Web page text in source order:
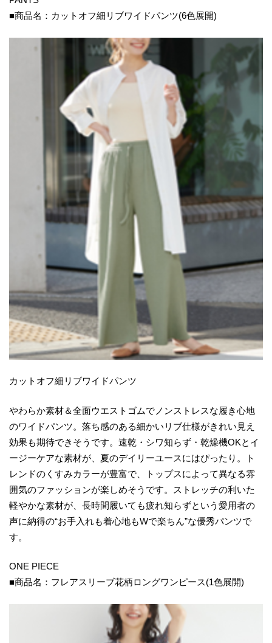
■商品名：カットオフ細リブワイドパンツ(6色展開)
カットオフ細リブワイドパンツ
やわらか素材＆全面ウエストゴムでノンストレスな履き心地
のワイドパンツ。落ち感のある細かいリブ仕様がきれい見え
効果も期待できそうです。速乾・シワ知らず・乾燥機OKとイ
ージーケアな素材が、夏のデイリーユースにはぴったり。ト
レンドのくすみカラーが豊富で、トップスによって異なる雰
囲気のファッションが楽しめそうです。ストレッチの利いた
軽やかな素材が、長時間履いても疲れ知らずという愛用者の
声に納得の“お手入れも着心地もWで楽ちん”な優秀パンツで
す。
ONE PIECE
■商品名：フレアスリーブ花柄ロングワンピース(1色展開)